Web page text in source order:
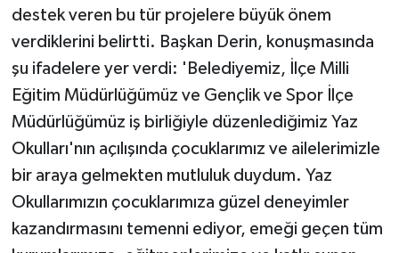
destek veren bu tür projelere büyük önem
verdiklerini belirtti. Başkan Derin, konuşmasında
şu ifadelere yer verdi: 'Belediyemiz, İlçe Milli
Eğitim Müdürlüğümüz ve Gençlik ve Spor İlçe
Müdürlüğümüz iş birliğiyle düzenlediğimiz Yaz
Okulları'nın açılışında çocuklarımız ve ailelerimizle
bir araya gelmekten mutluluk duydum. Yaz
Okullarımızın çocuklarımıza güzel deneyimler
kazandırmasını temenni ediyor, emeği geçen tüm